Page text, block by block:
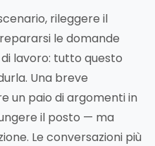
rileggere il
le domande
lavoro: tutto questo
Una breve
un paio di argomenti in
il posto — ma
Le conversazioni più